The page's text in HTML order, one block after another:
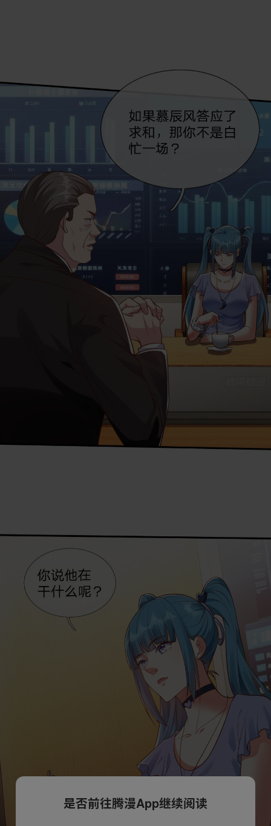
是否前往腾漫App继续阅读